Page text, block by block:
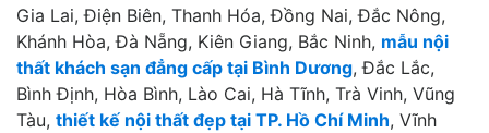
Gia Lai, Điện Biên, Thanh Hóa, Đồng Nai, Đắc Nông,
Khánh Hòa, Đà Nẵng, Kiên Giang, Bắc Ninh, mẫu nội
thất khách sạn đẳng cấp tại Bình Dương, Đắc Lắc,
Bình Định, Hòa Bình, Lào Cai, Hà Tĩnh, Trà Vinh, Vũng
Tàu, thiết kế nội thất đẹp tại TP. Hồ Chí Minh, Vĩnh